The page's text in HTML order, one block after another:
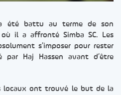
été battu au terme de son
il a affronté Simba SC. Les
s’imposer pour rester
Haj Hassen avant d’être
locaux ont trouvé le but de la